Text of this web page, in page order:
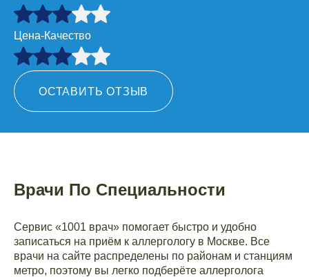
Цена-Качество
ОСТАВИТЬ ОТЗЫВ
Врачи По Специальности
Сервис «1001 врач» помогает быстро и удобно
записаться на приём к аллергологу в Москве. Все
врачи на сайте распределены по районам и станциям
метро, поэтому вы легко подберёте аллерголога